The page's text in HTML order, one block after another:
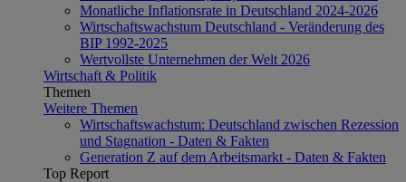
Monatliche Inflationsrate in Deutschland 2024-2026
Wirtschaftswachstum Deutschland - Veränderung des
BIP 1992-2025
Wertvollste Unternehmen der Welt 2026
Wirtschaft & Politik
Themen
Weitere Themen
Wirtschaftswachstum: Deutschland zwischen Rezession
und Stagnation - Daten & Fakten
Generation Z auf dem Arbeitsmarkt - Daten & Fakten
Top Report